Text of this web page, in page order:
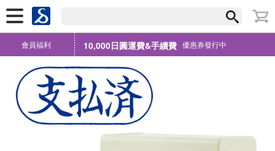
會員福利 10,000日圓運費&手續費 優惠券發行中